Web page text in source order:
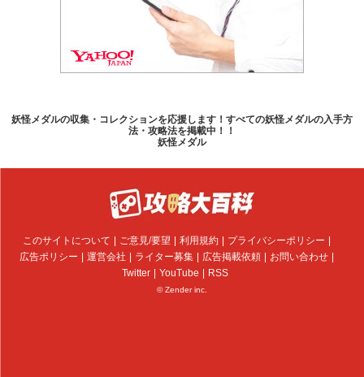
妖怪メダルの収集・コレクションを応援します！すべての妖怪メダルの入手方
法・攻略法を掲載中！！
妖怪メダル
このサイトについて ご意見/要望 利用規約
プライバシーポリシー
広告ポリシー
運営会社 ライター募集 広告掲載依頼
お問い合わせ
Twitter
YouTube RSS
© Zender inc.